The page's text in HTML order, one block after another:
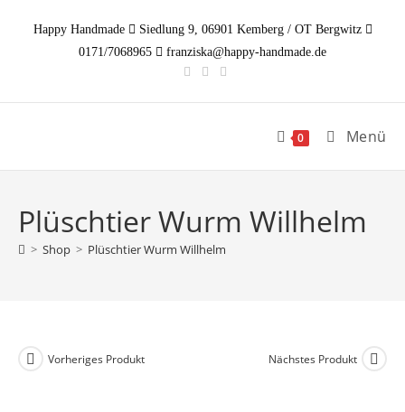
InhaltHappy Handmade
Siedlung 9, 06901 Kemberg / OT Bergwitz
0171/7068965
franziska@happy-handmade.de
0 Menü
Plüschtier Wurm Willhelm
> Shop > Plüschtier Wurm Willhelm
Vorheriges Produkt Nächstes Produkt